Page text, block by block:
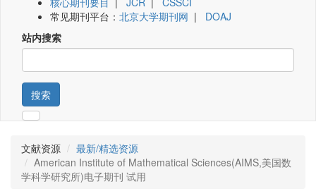
常见期刊平台： 北京大学期刊网 | DOAJ
站内搜索
搜索
文献资源
最新/精选资源
American Institute of Mathematical Sciences(AIMS,美国数
学科学研究所)电子期刊 试用